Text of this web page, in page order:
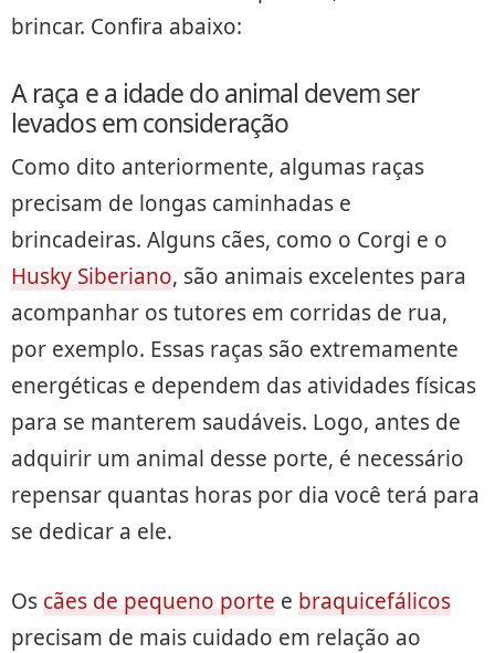
brincar. Confira abaixo:
A raça e a idade do animal devem ser
levados em consideração
Como dito anteriormente, algumas raças
precisam de longas caminhadas e
brincadeiras. Alguns cães, como o Corgi e o
Husky Siberiano, são animais excelentes para
acompanhar os tutores em corridas de rua,
por exemplo. Essas raças são extremamente
energéticas e dependem das atividades físicas
para se manterem saudáveis. Logo, antes de
adquirir um animal desse porte, é necessário
repensar quantas horas por dia você terá para
se dedicar a ele.
Os cães de pequeno porte e braquicefálicos
precisam de mais cuidado em relação ao